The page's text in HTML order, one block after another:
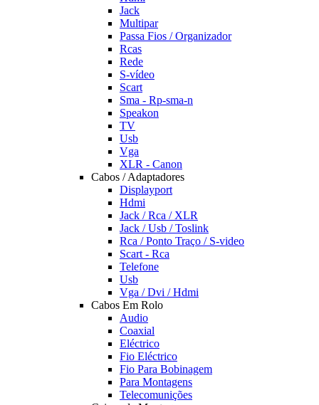
Jack
Multipar
Passa Fios / Organizador
Rcas
Rede
S-vídeo
Scart
Sma - Rp-sma-n
Speakon
TV
Usb
Vga
XLR - Canon
Cabos / Adaptadores
Displayport
Hdmi
Jack / Rca / XLR
Jack / Usb / Toslink
Rca / Ponto Traço / S-video
Scart - Rca
Telefone
Usb
Vga / Dvi / Hdmi
Cabos Em Rolo
Audio
Coaxial
Eléctrico
Fio Eléctrico
Fio Para Bobinagem
Para Montagens
Telecomunições